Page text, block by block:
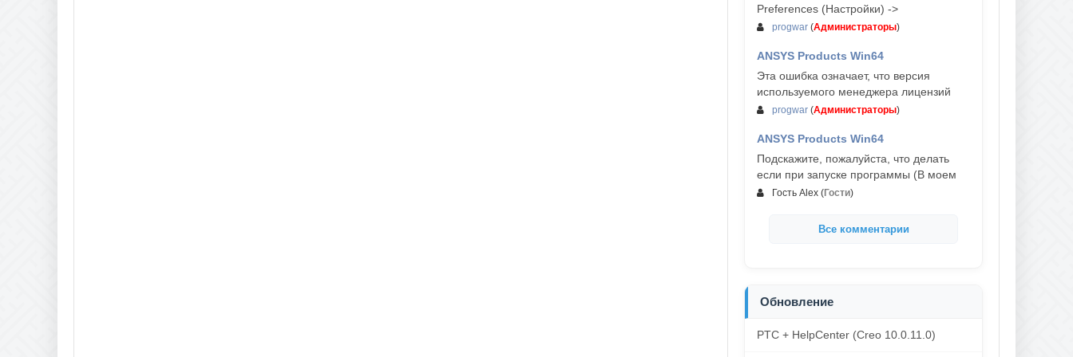
Preferences (Настройки) ->
progwar (Администраторы)
ANSYS Products Win64
Эта ошибка означает, что версия
используемого менеджера лицензий
progwar (Администраторы)
ANSYS Products Win64
Подскажите, пожалуйста, что делать
если при запуске программы (В моем
Гость Alex (Гости)
Все комментарии
Обновление
PTC + HelpCenter (Creo 10.0.11.0)